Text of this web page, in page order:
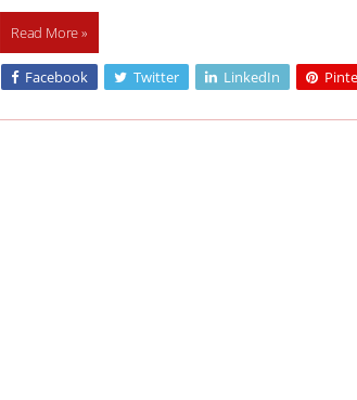
Read More »
Facebook Twitter LinkedIn